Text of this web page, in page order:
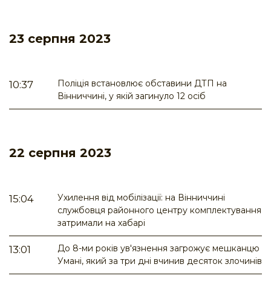
23 серпня 2023
10:37
Поліція встановлює обставини ДТП на
Вінниччині, у якій загинуло 12 осіб
22 серпня 2023
15:04
Ухилення від мобілізації: на Вінниччині
службовця районного центру комплектування
затримали на хабарі
13:01
До 8-ми років ув'язнення загрожує мешканцю
Умані, який за три дні вчинив десяток злочинів